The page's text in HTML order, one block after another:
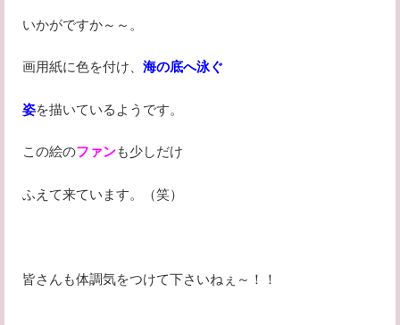
いかがですか～～。
画用紙に色を付け、 海の底へ泳ぐ
姿を描いているようです。
この絵のファンも少しだけ
ふえて来ています。（笑）
皆さんも体調気をつけて下さいねぇ～！！